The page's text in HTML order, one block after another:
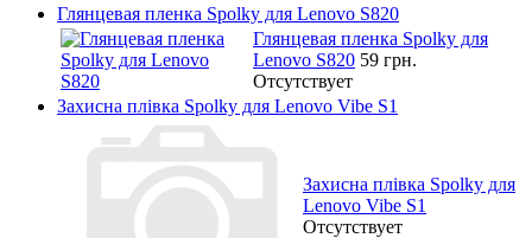
Глянцевая пленка Spolky для Lenovo S820
Глянцевая пленка Spolky для
Lenovo S820 59 грн.
Отсутствует
Захисна плівка Spolky для Lenovo Vibe S1
Захисна плівка Spolky для
Lenovo Vibe S1
Отсутствует